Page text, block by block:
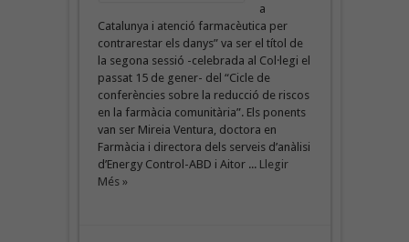
a
Catalunya i atenció farmacèutica per
contrarestar els danys” va ser el títol de
la segona sessió -celebrada al Col·legi el
passat 15 de gener- del “Cicle de
conferències sobre la reducció de riscos
en la farmàcia comunitària”. Els ponents
van ser Mireia Ventura, doctora en
Farmàcia i directora dels serveis d’anàlisi
d’Energy Control-ABD i Aitor ... Llegir
Més »